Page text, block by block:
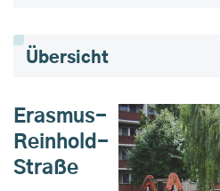
Übersicht
Erasmus-
Reinhold-
Straße